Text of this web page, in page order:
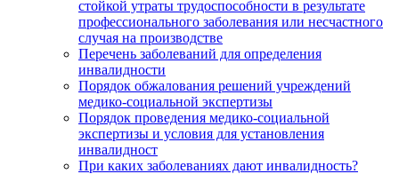
стойкой утраты трудоспособности в результате
профессионального заболевания или несчастного
случая на производстве
Перечень заболеваний для определения
инвалидности
Порядок обжалования решений учреждений
медико-социальной экспертизы
Порядок проведения медико-социальной
экспертизы и условия для установления
инвалидност
При каких заболеваниях дают инвалидность?